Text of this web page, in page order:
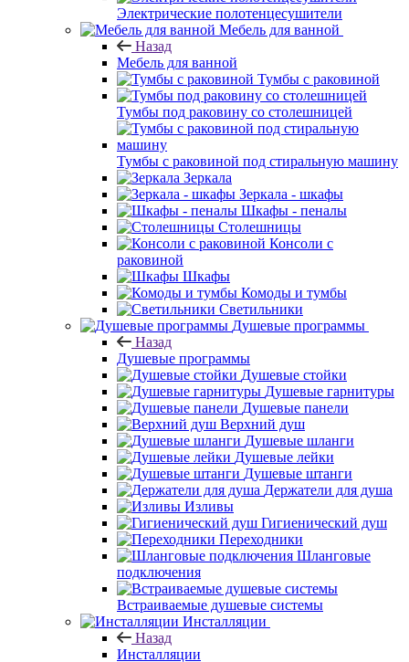
Электрические полотенцесушители
Мебель для ванной
Назад
Мебель для ванной
Тумбы с раковиной
Тумбы под раковину со столешницей
Тумбы с раковиной под стиральную машину
Зеркала
Зеркала - шкафы
Шкафы - пеналы
Столешницы
Консоли с
раковиной
Шкафы
Комоды и тумбы
Светильники
Душевые программы
Назад
Душевые программы
Душевые стойки
Душевые гарнитуры
Душевые панели
Верхний душ
Душевые шланги
Душевые лейки
Душевые штанги
Держатели для душа
Изливы
Гигиенический душ
Переходники
Шланговые
подключения
Встраиваемые душевые системы
Инсталляции
Назад
Инсталляции